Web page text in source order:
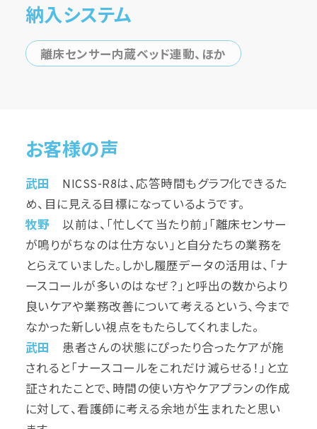
納入システム
離床センサー内蔵ベッド連動、ほか
お客様の声
武田
NICSS-R8は、応答時間もグラフ化できるた
め、目に見える目標になっているようです。
牧野 以前は、「忙しくて当たり前」「離床センサー
が鳴りがちなのは仕方ない」と自分たちの業務を
とらえていました。しかし履歴データの活用は、「ナ
ースコールが多いのはなぜ？」と呼出の数からより
良いケアや業務改善について考えるという、今まで
なかった新しい視点をもたらしてくれました。
武田
患者さんの状態にぴったり合ったケアが施
されると「ナースコールをこれだけ減らせる！」と立
証されたことで、時間の使い方やケアプランの作成
に対して、看護師に考える余地が生まれたと思い